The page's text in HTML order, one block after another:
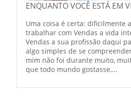
ENQUANTO VOCÊ ESTÁ EM
Uma coisa é certa: dificilmente
trabalhar com Vendas a vida
Vendas a sua profissão daqui
algo simples de se
mim não foi durante muito,
que todo mundo gostasse,...